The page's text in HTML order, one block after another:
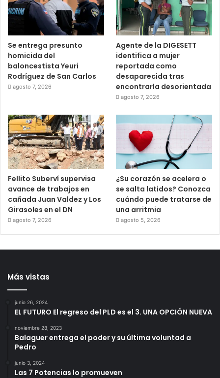
Se entrega presunto
homicida del
baloncestista Yeuri
Rodríguez de San Carlos
agosto 7, 2026
Agente de la DIGESETT
identifica a mujer
reportada como
desaparecida tras
encontrarla desorientada
agosto 7, 2026
Fellito Suberví supervisa
avance de trabajos en
cañada Juan Valdez y Los
Girasoles en el DN
agosto 7, 2026
¿Su corazón se acelera o
se salta latidos? Conozca
cuándo puede tratarse de
una arritmia
agosto 5, 2026
Más vistas
junio 26, 2024
EL FUTURO El regreso del PLD es el 3. UNA OPCIÓN NUEVA
noviembre 28, 2023
Balaguer entrega el poder y su última voluntad a
Pedro
junio 3, 2024
Las 7 Potencias lo promueven